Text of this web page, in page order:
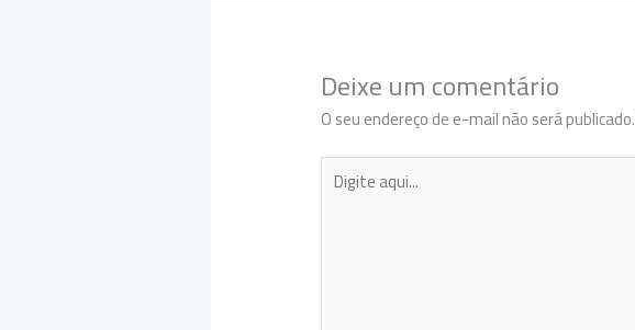
Deixe um comentário
O seu endereço de e-mail não será publicado.
Digite
aqui...